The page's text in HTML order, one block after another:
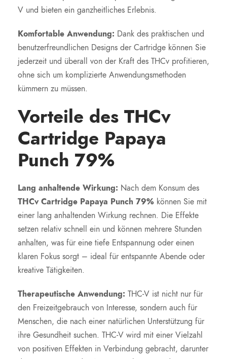
V und bieten ein ganzheitliches Erlebnis.
Komfortable Anwendung: Dank des praktischen und
benutzerfreundlichen Designs der Cartridge können Sie
jederzeit und überall von der Kraft des THCv profitieren,
ohne sich um komplizierte Anwendungsmethoden
kümmern zu müssen.
Vorteile des THCv
Cartridge Papaya
Punch 79%
Lang anhaltende Wirkung: Nach dem Konsum des
THCv Cartridge Papaya Punch 79% können Sie mit
einer lang anhaltenden Wirkung rechnen. Die Effekte
setzen relativ schnell ein und können mehrere Stunden
anhalten, was für eine tiefe Entspannung oder einen
klaren Fokus sorgt – ideal für entspannte Abende oder
kreative Tätigkeiten.
Therapeutische Anwendung: THC-V ist nicht nur für
den Freizeitgebrauch von Interesse, sondern auch für
Menschen, die nach einer natürlichen Unterstützung für
ihre Gesundheit suchen. THC-V wird mit einer Vielzahl
von positiven Effekten in Verbindung gebracht, darunter